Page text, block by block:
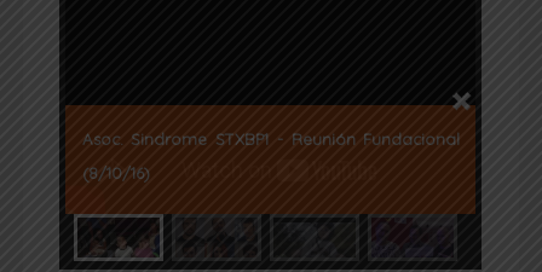
Asoc. Sindrome STXBP1 - Reunión Fundacional
(8/10/16)